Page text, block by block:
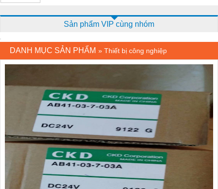
Sản phẩm VIP cùng nhóm
DANH MỤC SẢN PHẨM » Thiết bị công nghiệp